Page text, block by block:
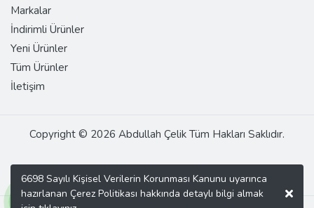
Markalar
İndirimli Ürünler
Yeni Ürünler
Tüm Ürünler
İletişim
Copyright © 2026 Abdullah Çelik Tüm Hakları Saklıdır.
6698 Sayılı Kişisel Verilerin Korunması Kanunu uyarınca
hazırlanan Çerez Politikası hakkında detaylı bilgi almak